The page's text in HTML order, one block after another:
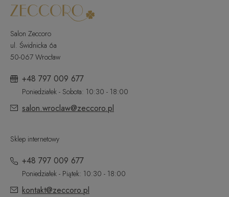
Salon Zeccoro
ul. Świdnicka 6a
50-067 Wrocław
+48 797 009 677
Poniedziałek - Sobota: 10:30 - 18:00
salon.wroclaw@zeccoro.pl
Sklep internetowy
+48 797 009 677
Poniedziałek - Piątek: 10:30 - 18:00
kontakt@zeccoro.pl